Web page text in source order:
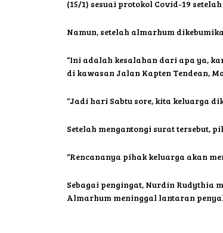
(15/1) sesuai protokol Covid-19
Namun, setelah almarhum
“Ini adalah kesalahan dari apa ya,
di kawasan Jalan Kapten Tendean,
“Jadi hari Sabtu sore, kita keluarga
Setelah mengantongi surat tersebut,
“Rencananya pihak keluarga akan
Sebagai pengingat, Nurdin Rudythia
Almarhum meninggal lantaran